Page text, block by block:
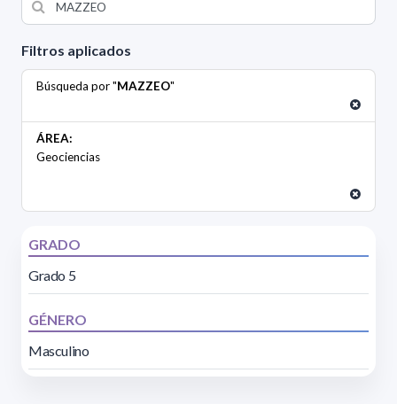
Filtros aplicados
Búsqueda por "MAZZEO"
ÁREA:
Geociencias
GRADO
Grado 5
GÉNERO
Masculino